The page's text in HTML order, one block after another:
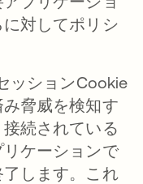
対してポリシ
ッションCookie
脅威を検知す
続されている
ケーションで
します。これ